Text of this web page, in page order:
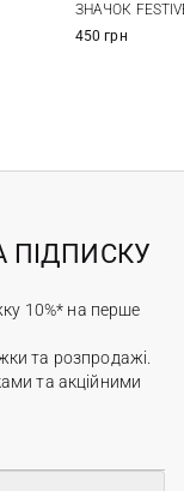
ЗНАЧОК
450 грн
ПІДПИСКУ
10%* на перше
та розпродажі.
та акційними